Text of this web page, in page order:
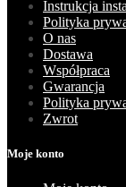
Instrukcja
Polityka
O nas
Dostawa
Współpraca
Gwarancja
Polityka
Zwrot
Moje konto